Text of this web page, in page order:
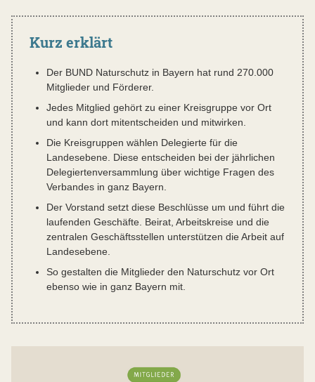
Kurz erklärt
Der BUND Naturschutz in Bayern hat rund 270.000
Mitglieder und Förderer.
Jedes Mitglied gehört zu einer Kreisgruppe vor Ort
und kann dort mitentscheiden und mitwirken.
Die Kreisgruppen wählen Delegierte für die
Landesebene. Diese entscheiden bei der jährlichen
Delegiertenversammlung über wichtige Fragen des
Verbandes in ganz Bayern.
Der Vorstand setzt diese Beschlüsse um und führt die
laufenden Geschäfte. Beirat, Arbeitskreise und die
zentralen Geschäftsstellen unterstützen die Arbeit auf
Landesebene.
So gestalten die Mitglieder den Naturschutz vor Ort
ebenso wie in ganz Bayern mit.